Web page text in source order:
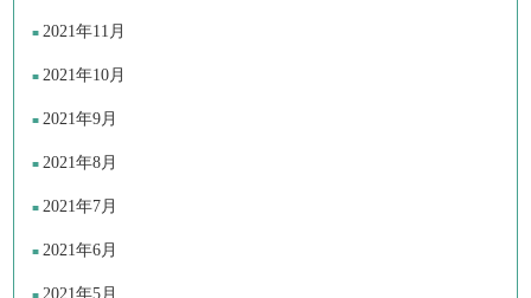
2021年11月
2021年10月
2021年9月
2021年8月
2021年7月
2021年6月
2021年5月